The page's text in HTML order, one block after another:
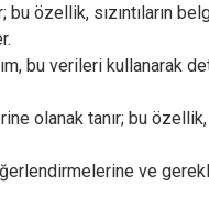
bu özellik, sızıntıların
bu verileri kullanarak
olanak tanır; bu
ve